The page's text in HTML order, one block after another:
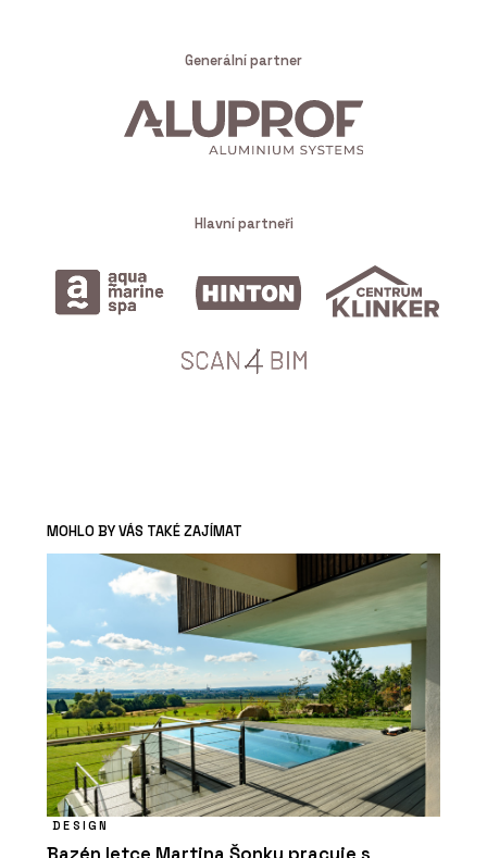
Generální partner
Hlavní partneři
MOHLO BY VÁS TAKÉ ZAJÍMAT
DESIGN